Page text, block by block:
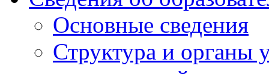
Основные сведения
Структура и органы